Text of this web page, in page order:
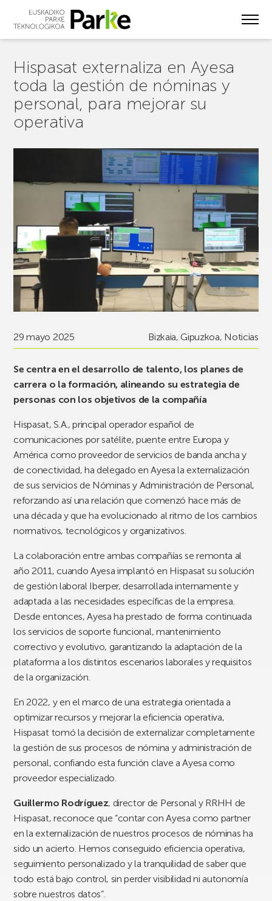
Hispasat externaliza en Ayesa
toda la gestión de nóminas y
personal, para mejorar su
operativa
29 mayo 2025 Bizkaia,Gipuzkoa, Noticias
Se centra en el desarrollo de talento, los planes de
carrera o la formación, alineando su estrategia de
personas con los objetivos de la compañía
Hispasat, S.A., principal operador español de
comunicaciones por satélite, puente entre Europa y
América como proveedor de servicios de banda ancha y
de conectividad, ha delegado en Ayesa la externalización
de sus servicios de Nóminas y Administración de Personal,
reforzando así una relación que comenzó hace más de
una década y que ha evolucionado al ritmo de los cambios
normativos, tecnológicos y organizativos.
La colaboración entre ambas compañías se remonta al
año 2011, cuando Ayesa implantó en Hispasat su solución
de gestión laboral Iberper, desarrollada internamente y
adaptada a las necesidades específicas de la empresa.
Desde entonces, Ayesa ha prestado de forma continuada
los servicios de soporte funcional, mantenimiento
correctivo y evolutivo, garantizando la adaptación de la
plataforma a los distintos escenarios laborales y requisitos
de la organización.
En 2022, y en el marco de una estrategia orientada a
optimizar recursos y mejorar la eficiencia operativa,
Hispasat tomó la decisión de externalizar completamente
la gestión de sus procesos de nómina y administración de
personal, confiando esta función clave a Ayesa como
proveedor especializado.
Guillermo Rodríguez, director de Personal y RRHH de
Hispasat, reconoce que “contar con Ayesa como partner
en la externalización de nuestros procesos de nóminas ha
sido un acierto. Hemos conseguido eficiencia operativa,
seguimiento personalizado y la tranquilidad de saber que
todo está bajo control, sin perder visibilidad ni autonomía
sobre nuestros datos”.